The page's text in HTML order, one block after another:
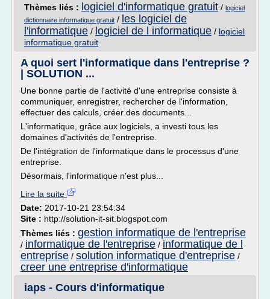
Thèmes liés : logiciel d'informatique gratuit / logiciel
dictionnaire informatique gratuit / les logiciel de
l'informatique / logiciel de l informatique / logiciel
informatique gratuit
A quoi sert l'informatique dans l'entreprise ?
| SOLUTION ...
Une bonne partie de l'activité d'une entreprise consiste à
communiquer, enregistrer, rechercher de l'information,
effectuer des calculs, créer des documents...
L'informatique, grâce aux logiciels, a investi tous les
domaines d'activités de l'entreprise.
De l'intégration de l'informatique dans le processus d'une
entreprise.
Désormais, l'informatique n'est plus...
Lire la suite
Date: 2017-10-21 23:54:34
Site : http://solution-it-sit.blogspot.com
Thèmes liés : gestion informatique de l'entreprise
/ informatique de l'entreprise / informatique de l
entreprise / solution informatique d'entreprise /
creer une entreprise d'informatique
iaps - Cours d'informatique